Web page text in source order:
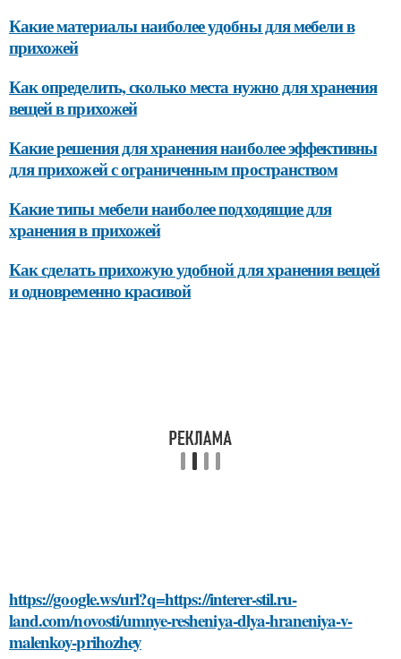
Какие материалы наиболее удобны для мебели в
прихожей
Как определить, сколько места нужно для хранения
вещей в прихожей
Какие решения для хранения наиболее эффективны
для прихожей с ограниченным пространством
Какие типы мебели наиболее подходящие для
хранения в прихожей
Как сделать прихожую удобной для хранения вещей
и одновременно красивой
https://google.ws/url?q=https://interer-stil.ru-
land.com/novosti/umnye-resheniya-dlya-hraneniya-v-
malenkoy-prihozhey